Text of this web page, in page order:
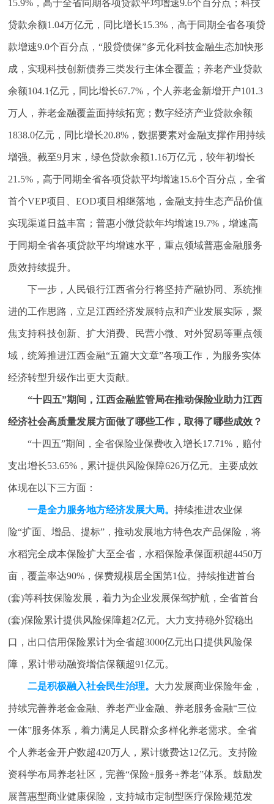
15.9%，高于全省同期各项贷款平均增速9.6个百分点；科技
贷款余额1.04万亿元，同比增长15.3%，高于同期全省各项贷
款增速9.0个百分点，“股贷债保”多元化科技金融生态加快形
成，实现科技创新债券三类发行主体全覆盖；养老产业贷款
余额104.1亿元，同比增长67.7%，个人养老金新增开户101.3
万人，养老金融覆盖面持续拓宽；数字经济产业贷款余额
1838.0亿元，同比增长20.8%，数据要素对金融支撑作用持续
增强。截至9月末，绿色贷款余额1.16万亿元，较年初增长
21.5%，高于同期全省各项贷款平均增速15.6个百分点，全省
首个VEP项目、EOD项目相继落地，金融支持生态产品价值
实现渠道日益丰富；普惠小微贷款年均增速19.7%，增速高
于同期全省各项贷款平均增速水平，重点领域普惠金融服务
质效持续提升。
下一步，人民银行江西省分行将坚持产融协同、系统推
进的工作思路，立足江西经济发展特点和产业发展实际，聚
焦支持科技创新、扩大消费、民营小微、对外贸易等重点领
域，统筹推进江西金融“五篇大文章”各项工作，为服务实体
经济转型升级作出更大贡献。
“十四五”期间，江西金融监管局在推动保险业助力江西
经济社会高质量发展方面做了哪些工作，取得了哪些成效？
“十四五”期间，全省保险业保费收入增长17.71%，赔付
支出增长53.65%，累计提供风险保障626万亿元。主要成效
体现在以下三方面：
一是全力服务地方经济发展大局。 持续推进农业保
险“扩面、增品、提标”，推动发展地方特色农产品保险，将
水稻完全成本保险扩大至全省，水稻保险承保面积超4450万
亩，覆盖率达90%，保费规模居全国第1位。持续推进首台
(套)等科技保险发展，着力为企业发展保驾护航，全省首台
(套)保险累计提供风险保障超2亿元。大力支持稳外贸稳出
口，出口信用保险累计为全省超3000亿元出口提供风险保
障，累计带动融资增信保额超91亿元。
二是积极融入社会民生治理。 大力发展商业保险年金，
持续完善养老金金融、养老产业金融、养老服务金融“三位
一体”服务体系，着力满足人民群众多样化养老需求。全省
个人养老金开户数超420万人，累计缴费达12亿元。支持险
资科学布局养老社区，完善“保险+服务+养老”体系。鼓励发
展普惠型商业健康保险，支持城市定制型医疗保险规范发